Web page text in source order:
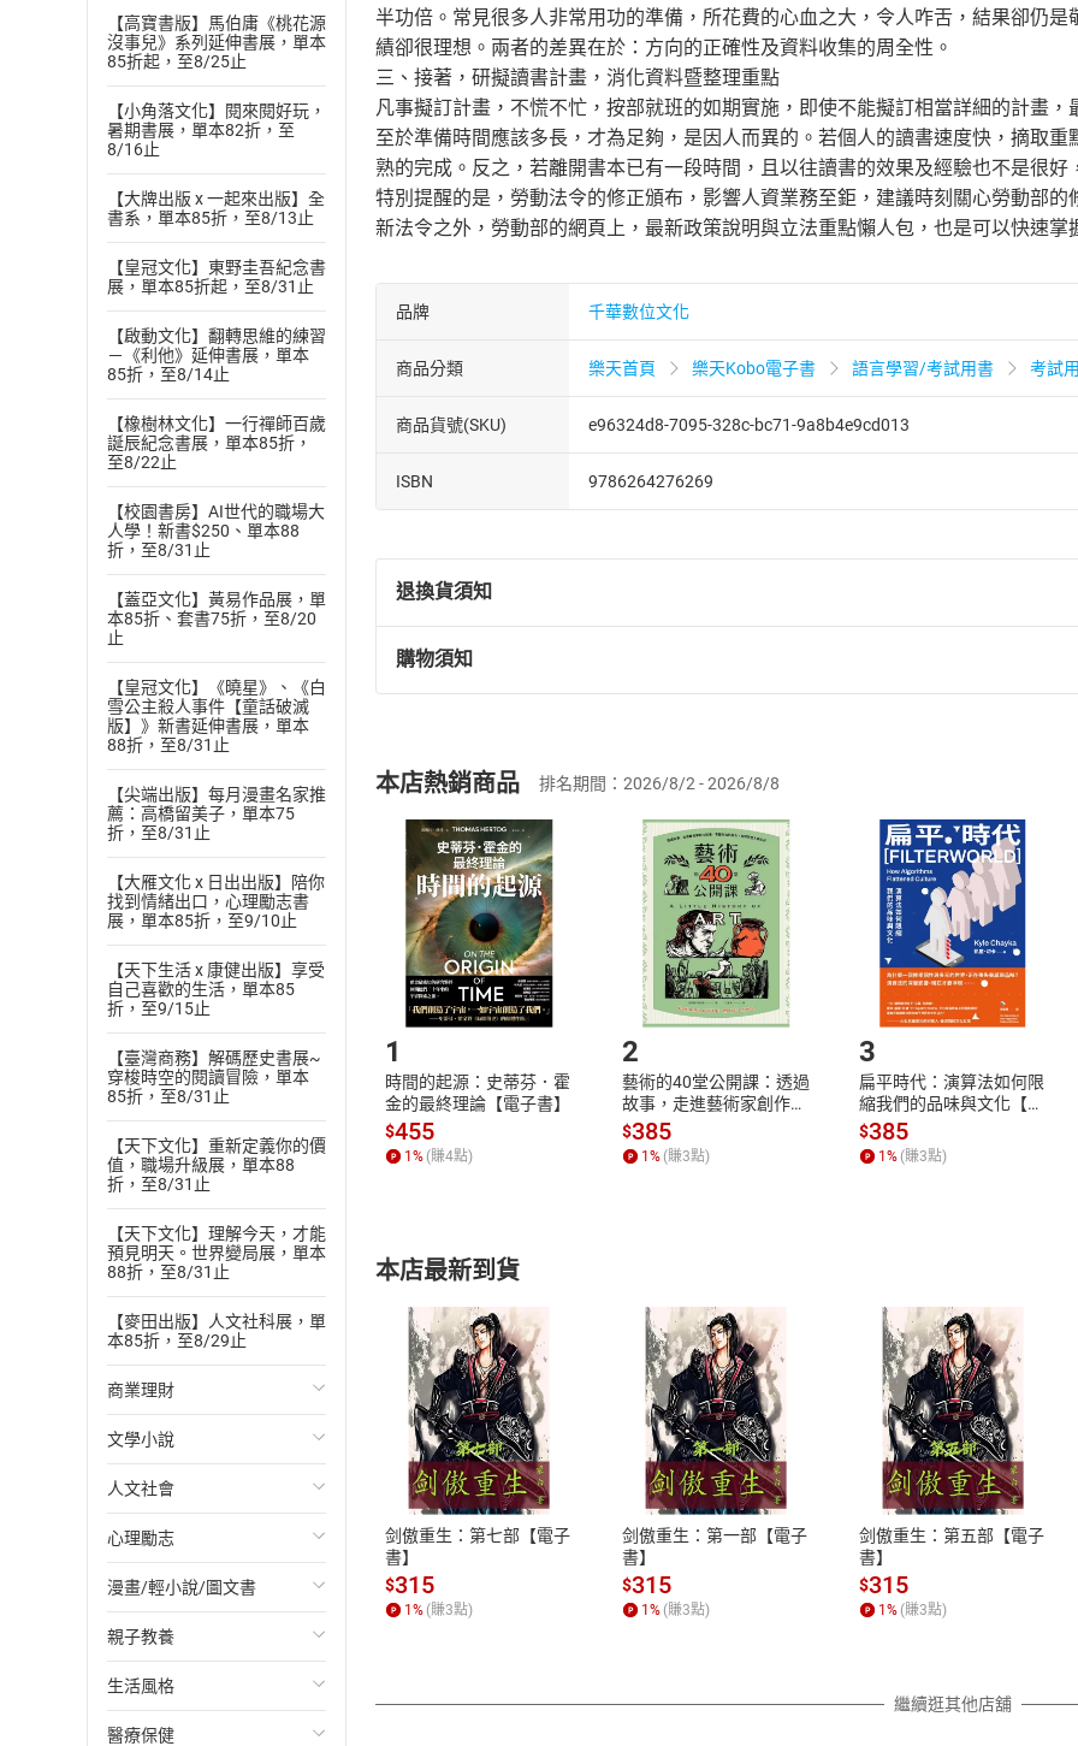
【高寶書版】馬伯庸《桃花源
沒事兒》系列延伸書展，單本
85折起，至8/25止
【小角落文化】閱來閱好玩，
暑期書展，單本82折，至
8/16止
【大牌出版 x 一起來出版】全
書系，單本85折，至8/13止
【皇冠文化】東野圭吾紀念書
展，單本85折起，至8/31止
【啟動文化】翻轉思維的練習
－《利他》延伸書展，單本
85折，至8/14止
【橡樹林文化】一行禪師百歲
誕辰紀念書展，單本85折，
至8/22止
【校園書房】AI世代的職場大
人學！新書$250、單本88
折，至8/31止
【蓋亞文化】黃易作品展，單
本85折、套書75折，至8/20
止
【皇冠文化】《曉星》、《白
雪公主殺人事件【童話破滅
版】》新書延伸書展，單本
88折，至8/31止
【尖端出版】每月漫畫名家推
薦：高橋留美子，單本75
折，至8/31止
【大雁文化 x 日出出版】陪你
找到情緒出口，心理勵志書
展，單本85折，至9/10止
【天下生活 x 康健出版】享受
自己喜歡的生活，單本85
折，至9/15止
【臺灣商務】解碼歷史書展~
穿梭時空的閱讀冒險，單本
85折，至8/31止
【天下文化】重新定義你的價
值，職場升級展，單本88
折，至8/31止
【天下文化】理解今天，才能
預見明天。世界變局展，單本
88折，至8/31止
【麥田出版】人文社科展，單
本85折，至8/29止
商業理財
投資理財
經濟/趨勢
財務/金融
管理/領導
職場工作術
成功法
行銷/廣告
文學小說
歐美文學
日本文學
韓國文學
華文文學
經典文學
成長/家庭生活小說
人文社會
國際關係
政治
社會科學
台灣/中國歷史
日/韓歷史
心理勵志
心靈成長/情緒
人際關係
兩性關係
心理學
漫畫/輕小說/圖文書
輕小說
奇幻/科幻
愛情故事
親子教養
教育現場
兒童文學/故事
生活風格
飲食/食譜
醫療保健
半功倍。常見很多人非常用功的準備，所花費的心血之大，令人咋舌，結果卻仍
績卻很理想。兩者的差異在於：方向的正確性及資料收集的周全性。
三、接著，研擬讀書計畫，消化資料暨整理重點
凡事擬訂計畫，不慌不忙，按部就班的如期實施，即使不能擬訂相當詳細的計畫
至於準備時間應該多長，才為足夠，是因人而異的。若個人的讀書速度快，摘取
熟的完成。反之，若離開書本已有一段時間，且以往讀書的效果及經驗也不是很
特別提醒的是，勞動法令的修正頒布，影響人資業務至鉅，建議時刻關心勞動部
新法令之外，勞動部的網頁上，最新政策說明與立法重點懶人包，也是可以快速掌
品牌 千華數位文化
商品分類 樂天首頁 樂天Kobo電子書 語言學習/考試用書 考試
商品貨號(SKU) e96324d8-7095-328c-bc71-9a8b4e9cd013
ISBN 9786264276269
退換貨須知
退換貨規定：
(一)依消費者保護法第19條第1項後段暨通訊交易解除權合理例外情事適用
(二)消費者訂購本店鋪之商品即代表知悉本店鋪所銷售之商品為電子書，
且已下載/存取電子書，不得請求退貨退款。
退貨方式：您欲取消訂單或辦理退貨時，請登入樂天市場，並於「我的訂單
貨」，本店鋪將依您的申請進行審核，待審核通過後將為您辦理退款事宜。
請注意，樂天市場須以整筆訂單為單位進行取消/退貨，恕無法以單支商品取
購物須知
挑選商品
Choose
放入購物車
Shopping cart
登入帳號
Login
購書後，如何開始使用？
Step1.選擇閱讀載具 Step2.登入
付款方式
ATM轉帳、信用卡、LINE PAY、AFTEE
退換貨規範
本店是否提供消費者保護法七日猶
之權利，遽消費者保護法及通訊交
除權合理例外情事適用準則，依商
質各有不同規定。詳細退換貨說明
照各商品說明。
本店熱銷商品 排名期間：2026/8/2 - 2026/8/8
1
時間的起源：史蒂芬．霍
金的最終理論【電子書】
$455
1 % (賺4點)
2
藝術的40堂公開課：透過
故事，走進藝術家創作現
場，看藝術如何誕生、如
何形塑人類生活【電子
書】
$385
1 % (賺3點)
3
扁平時代：演算法如何限
縮我們的品味與文化【電
子書】
$385
1 % (賺3點)
本店最新到貨
剑傲重生：第七部【電子
書】
$315
1 % (賺3點)
剑傲重生：第一部【電子
書】
$315
1 % (賺3點)
剑傲重生：第五部【電子
書】
$315
1 % (賺3點)
繼續逛其他店舖